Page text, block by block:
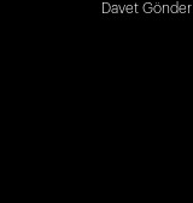
Davet Gönder